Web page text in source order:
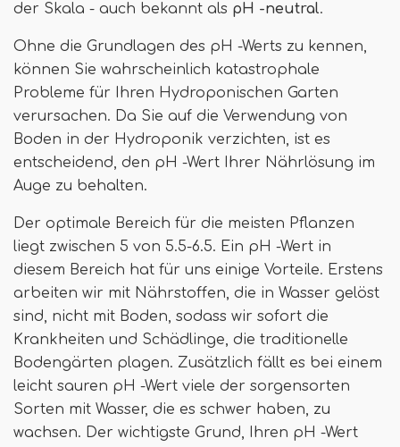
der Skala - auch bekannt als pH -neutral.
Ohne die Grundlagen des pH -Werts zu kennen,
können Sie wahrscheinlich katastrophale
Probleme für Ihren Hydroponischen Garten
verursachen. Da Sie auf die Verwendung von
Boden in der Hydroponik verzichten, ist es
entscheidend, den pH -Wert Ihrer Nährlösung im
Auge zu behalten.
Der optimale Bereich für die meisten Pflanzen
liegt zwischen 5 von 5.5-6.5. Ein pH -Wert in
diesem Bereich hat für uns einige Vorteile. Erstens
arbeiten wir mit Nährstoffen, die in Wasser gelöst
sind, nicht mit Boden, sodass wir sofort die
Krankheiten und Schädlinge, die traditionelle
Bodengärten plagen. Zusätzlich fällt es bei einem
leicht sauren pH -Wert viele der sorgensorten
Sorten mit Wasser, die es schwer haben, zu
wachsen. Der wichtigste Grund, Ihren pH -Wert